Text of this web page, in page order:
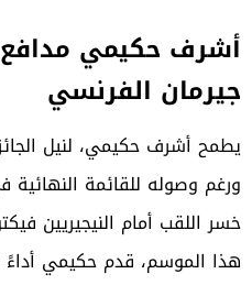
أشرف حكيمي
جيرمان الفرنسي
يطمح أشرف حكيمي، لنيل
ورغم وصوله للقائمة النهائية
خسر اللقب أمام النيجيريين
هذا الموسم، قدم حكيمي